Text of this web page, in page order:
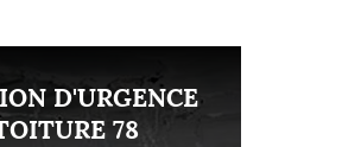
D'URGENCE
78